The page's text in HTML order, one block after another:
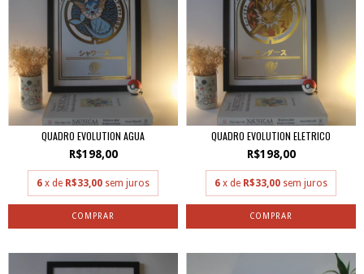
QUADRO EVOLUTION AGUA
R$198,00
6 x de R$33,00 sem juros
QUADRO EVOLUTION ELETRICO
R$198,00
6 x de R$33,00 sem juros